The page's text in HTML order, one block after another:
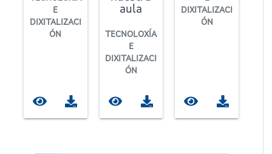
E
DIXITALIZACI
ÓN
aula
TECNOLOXÍA
E
DIXITALIZACI
ÓN
DIXITALIZACI
ÓN